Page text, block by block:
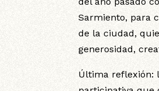
Sarmiento, para
de la ciudad,
generosidad,
Última reflexión: